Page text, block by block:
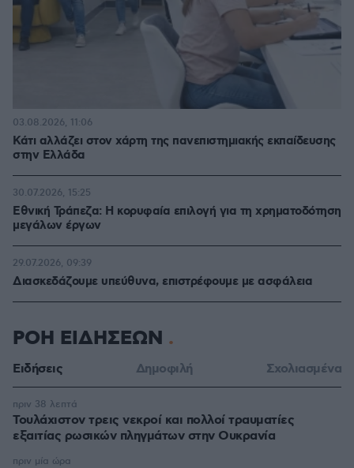
Κάτι αλλάζει στον χάρτη της πανεπιστημιακής εκπαίδευσης
στην Ελλάδα
03.08.2026, 11:06
Εθνική Τράπεζα: Η κορυφαία επιλογή για τη χρηματοδότηση
μεγάλων έργων
30.07.2026, 15:25
Διασκεδάζουμε υπεύθυνα, επιστρέφουμε με ασφάλεια
29.07.2026, 09:39
ΡΟΗ ΕΙΔΗΣΕΩΝ
Ειδήσεις Δημοφιλή Σχολιασμένα
Τουλάχιστον τρεις νεκροί και πολλοί τραυματίες
εξαιτίας ρωσικών πληγμάτων στην Ουκρανία
πριν 38 λεπτά
πριν μία ώρα